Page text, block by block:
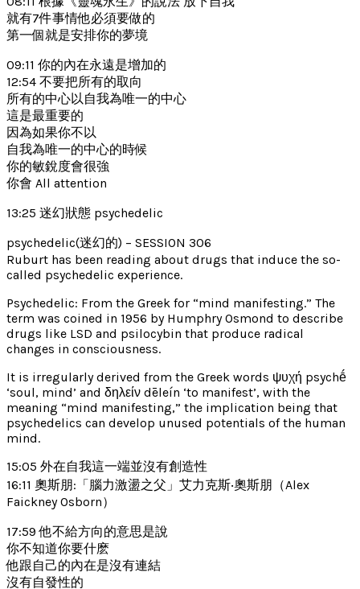
就有7件事情他必須要做的
第一個就是安排你的夢境
09:11 你的內在永遠是增加的
12:54 不要把所有的取向
所有的中心以自我為唯一的中心
這是最重要的
因為如果你不以
自我為唯一的中心的時候
你的敏銳度會很強
你會 All attention
13:25 迷幻狀態 psychedelic
psychedelic(迷幻的) – SESSION 306
Ruburt has been reading about drugs that induce the so-
called psychedelic experience.
Psychedelic: From the Greek for “mind manifesting.” The
term was coined in 1956 by Humphry Osmond to describe
drugs like LSD and psilocybin that produce radical
changes in consciousness.
It is irregularly derived from the Greek words ψυχή psychḗ
‘soul, mind’ and δηλείν dēleín ‘to manifest’, with the
meaning “mind manifesting,” the implication being that
psychedelics can develop unused potentials of the human
mind.
15:05 外在自我這一端並沒有創造性
16:11 奧斯朋:「腦力激盪之父」艾力克斯‧奧斯朋（Alex
Faickney Osborn）
17:59 他不給方向的意思是說
你不知道你要什麽
他跟自己的內在是沒有連結
沒有自發性的